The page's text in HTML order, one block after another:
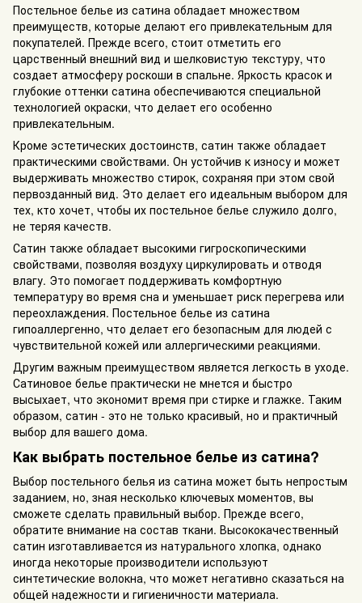
Постельное белье из сатина обладает множеством
преимуществ, которые делают его привлекательным для
покупателей. Прежде всего, стоит отметить его
царственный внешний вид и шелковистую текстуру, что
создает атмосферу роскоши в спальне. Яркость красок и
глубокие оттенки сатина обеспечиваются специальной
технологией окраски, что делает его особенно
привлекательным.
Кроме эстетических достоинств, сатин также обладает
практическими свойствами. Он устойчив к износу и может
выдерживать множество стирок, сохраняя при этом свой
первозданный вид. Это делает его идеальным выбором для
тех, кто хочет, чтобы их постельное белье служило долго,
не теряя качеств.
Сатин также обладает высокими гигроскопическими
свойствами, позволяя воздуху циркулировать и отводя
влагу. Это помогает поддерживать комфортную
температуру во время сна и уменьшает риск перегрева или
переохлаждения. Постельное белье из сатина
гипоаллергенно, что делает его безопасным для людей с
чувствительной кожей или аллергическими реакциями.
Другим важным преимуществом является легкость в уходе.
Сатиновое белье практически не мнется и быстро
высыхает, что экономит время при стирке и глажке. Таким
образом, сатин - это не только красивый, но и практичный
выбор для вашего дома.
Как выбрать постельное белье из сатина?
Выбор постельного белья из сатина может быть непростым
заданием, но, зная несколько ключевых моментов, вы
сможете сделать правильный выбор. Прежде всего,
обратите внимание на состав ткани. Высококачественный
сатин изготавливается из натурального хлопка, однако
иногда некоторые производители используют
синтетические волокна, что может негативно сказаться на
общей надежности и гигиеничности материала.